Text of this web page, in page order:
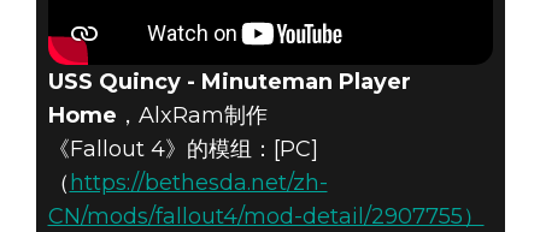
USS Quincy - Minuteman Player
Home ，AlxRam制作
《Fallout 4》的模组：[PC]
（ https://bethesda.net/zh-
CN/mods/fallout4/mod-detail/2907755）